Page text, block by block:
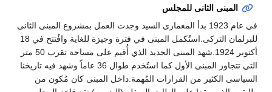
المبنى الثانى للمجلس
في عام 1923 بدأ المعمارى السيد وجدت العمل بمشروع المبنى الثانى
للبرلمان التركى.استُكمل المبنى في فترة وجيزة للغاية وافُتتح في 18
أكتوبر 1924.شهد المبنى الجديد الذي أُقيم على مساحة تقرب 50 متر
التي تتجاوز المبنى الأول كما استُخدم طوال 36 عاماً وشهد فيه تاريخنا
السياسى الكثير من القرارات المُهمة.داخل المبنى كان مُكون من